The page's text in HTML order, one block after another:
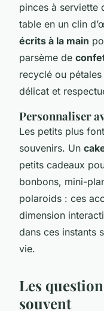
pinces à serviette
table en un clin
écrits à la main
parsème de
recyclé ou
délicat et
Personnaliser
Les petits plus
souvenirs. Un
petits cadeaux
bonbons, mini-
polaroids : ces
dimension
dans ces instants
vie.
Les
souvent